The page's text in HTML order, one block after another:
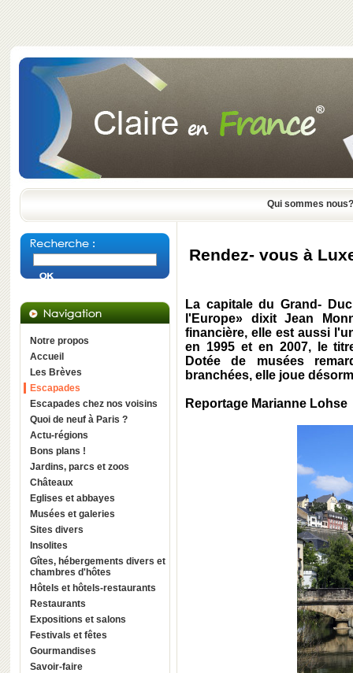
Qui sommes nous?
Notre propos
Accueil
Les Brèves
Escapades
Escapades chez nos voisins
Quoi de neuf à Paris ?
Actu-régions
Bons plans !
Jardins, parcs et zoos
Châteaux
Eglises et abbayes
Musées et galeries
Sites divers
Insolites
Gîtes, hébergements divers et
chambres d'hôtes
Hôtels et hôtels-restaurants
Restaurants
Expositions et salons
Festivals et fêtes
Gourmandises
Savoir-faire
Rendez- vous à
La capitale du Grand-
l'Europe» dixit Jean
financière, elle est aussi
en 1995 et en 2007, le
Dotée de musées
branchées, elle joue
Reportage Marianne Lohse